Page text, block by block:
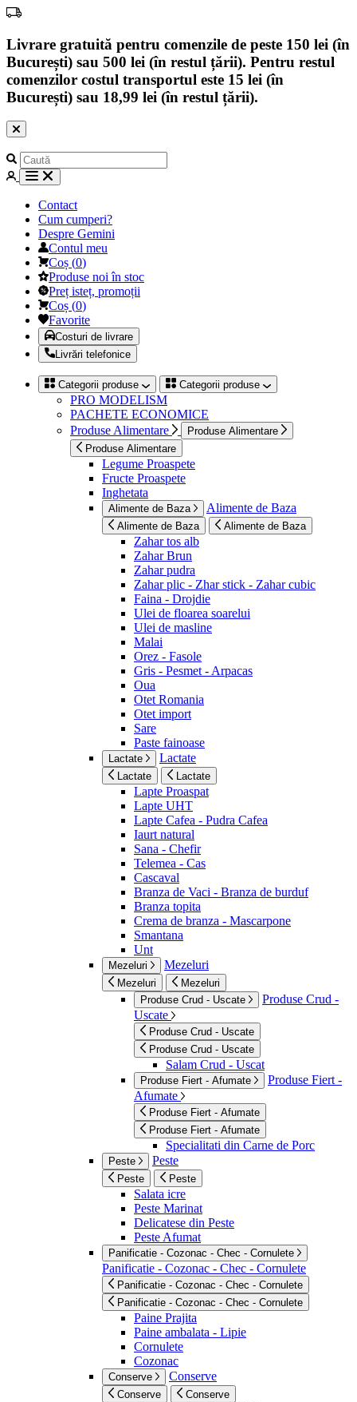
Livrare gratuită pentru comenzile de peste 150 lei (în
București) sau 500 lei (în restul țării). Pentru restul
comenzilor costul transportul este 15 lei (în
București) sau 18,99 lei (în restul țării).
Contact
Cum cumperi?
Despre Gemini
Contul meu
Coș (0)
Produse noi în stoc
Preț isteț, promoții
Coș (0)
Favorite
Costuri de livrare
Livrări telefonice
Categorii produse Categorii produse
PRO MODELISM
PACHETE ECONOMICE
Produse Alimentare
Produse Alimentare
Produse Alimentare
Legume Proaspete
Fructe Proaspete
Inghetata
Alimente de Baza Alimente de Baza
Alimente de Baza Alimente de Baza
Zahar tos alb
Zahar Brun
Zahar pudra
Zahar plic - Zhar stick - Zahar cubic
Faina - Drojdie
Ulei de floarea soarelui
Ulei de masline
Malai
Orez - Fasole
Gris - Pesmet - Arpacas
Oua
Otet Romania
Otet import
Sare
Paste fainoase
Lactate Lactate
Lactate Lactate
Lapte Proaspat
Lapte UHT
Lapte Cafea - Pudra Cafea
Iaurt natural
Sana - Chefir
Telemea - Cas
Cascaval
Branza de Vaci - Branza de burduf
Branza topita
Crema de branza - Mascarpone
Smantana
Unt
Mezeluri Mezeluri
Mezeluri
Mezeluri
Produse Crud - Uscate
Produse Crud -
Uscate
Produse Crud - Uscate
Produse Crud - Uscate
Salam Crud - Uscat
Produse Fiert - Afumate
Produse Fiert -
Afumate
Produse Fiert - Afumate
Produse Fiert - Afumate
Specialitati din Carne de Porc
Peste Peste
Peste Peste
Salata icre
Peste Marinat
Delicatese din Peste
Peste Afumat
Panificatie - Cozonac - Chec - Cornulete
Panificatie - Cozonac - Chec - Cornulete
Panificatie - Cozonac - Chec - Cornulete
Panificatie - Cozonac - Chec - Cornulete
Paine Prajita
Paine ambalata - Lipie
Cornulete
Cozonac
Conserve Conserve
Conserve Conserve